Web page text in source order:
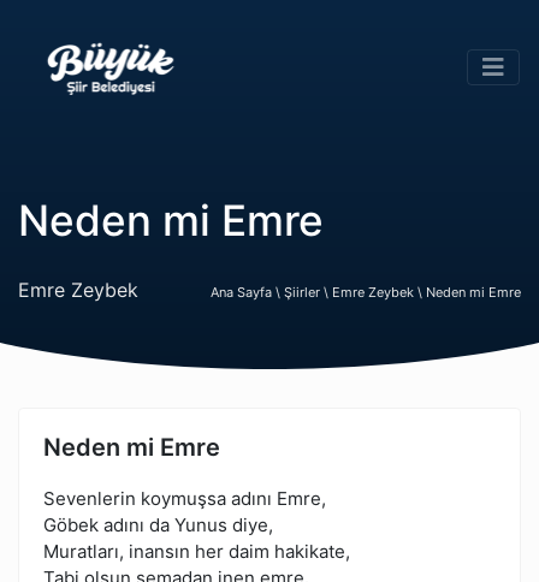
Neden mi Emre
Emre Zeybek Ana Sayfa \ Şiirler \ Emre Zeybek \ Neden mi Emre
Neden mi Emre
Sevenlerin koymuşsa adını Emre,
Göbek adını da Yunus diye,
Muratları, inansın her daim hakikate,
Tabi olsun semadan inen emre.